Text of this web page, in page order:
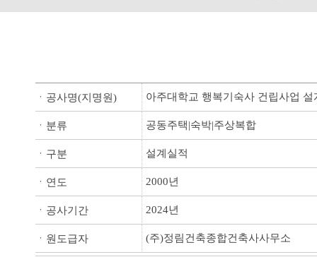
ㆍ공사명(지명원) 아주대학교 행복기숙사 건립사업 설
ㆍ분류 공동주택|숙박|주상복합
ㆍ구분 설계실적
ㆍ연도 2000년
ㆍ공사기간 2024년
ㆍ원도급자 (주)정림건축종합건축사사무소